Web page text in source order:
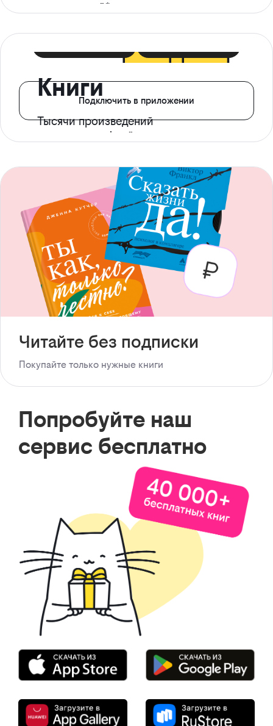
ограничений*
Книги
Тысячи произведений
с доступом офлайн
Подключить в приложении
Читайте без подписки
Покупайте только нужные книги
Попробуйте наш
сервис бесплатно